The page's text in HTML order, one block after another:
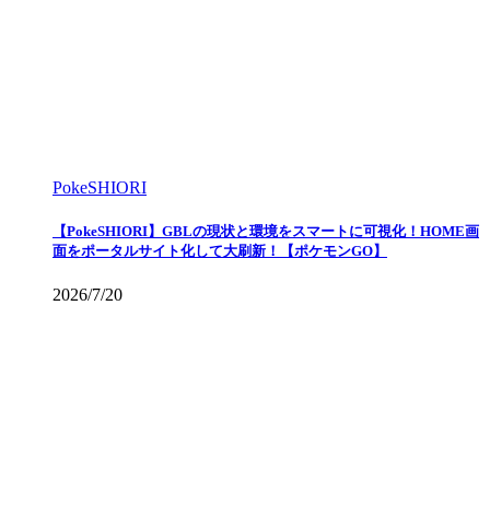
PokeSHIORI
【PokeSHIORI】GBLの現状と環境をスマートに可視化！HOME画
面をポータルサイト化して大刷新！【ポケモンGO】
2026/7/20